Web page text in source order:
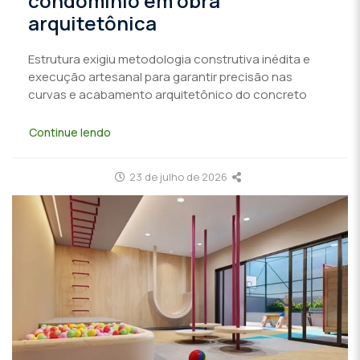
arquitetônica
Estrutura exigiu metodologia construtiva inédita e
execução artesanal para garantir precisão nas
curvas e acabamento arquitetônico do concreto
Continue lendo
23 de julho de 2026